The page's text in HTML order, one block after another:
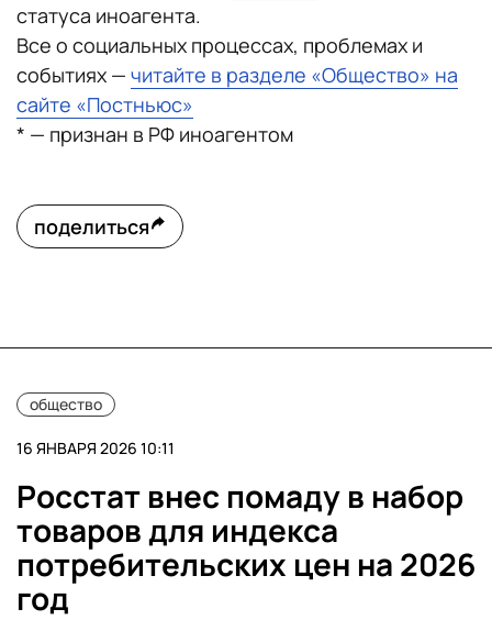
статуса иноагента.
Все о социальных процессах, проблемах и
событиях — читайте в разделе «Общество» на
сайте «Постньюс»
* — признан в РФ иноагентом
поделиться
общество
16 ЯНВАРЯ 2026 10:11
Росстат внес помаду в набор
товаров для индекса
потребительских цен на 2026
год